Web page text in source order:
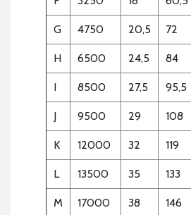
G 4750 20,5 72
H 6500 24,5 84
I 8500 27,5 95,5
J 9500 29 108
K 12000 32 119
L 13500 35 133
M 17000 38 146